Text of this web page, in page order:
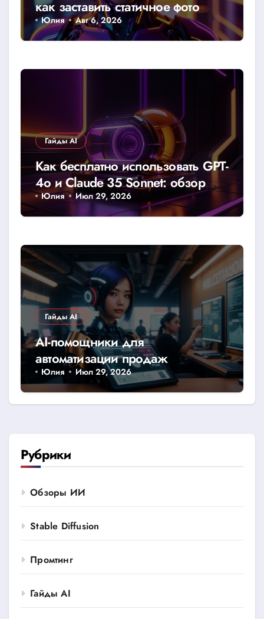
как заставить статичное фото
говорить
Юлия Авг 6, 2026
Гайды AI
Как бесплатно использовать GPT-
4o и Claude 35 Sonnet: обзор
доступных лимитов и хаков
Юлия Июл 29, 2026
Гайды AI
AI-помощники для
автоматизации продаж
Юлия Июл 29, 2026
Рубрики
Обзоры ИИ
Stable Diffusion
Промтинг
Гайды AI